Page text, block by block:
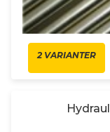
2 VARIANTER